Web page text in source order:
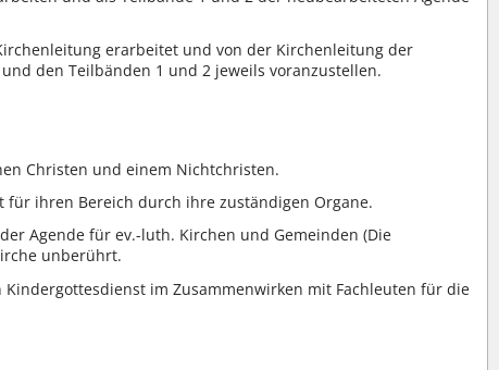
erarbeitet und von der Kirchenleitung der
den Teilbänden 1 und 2 jeweils voranzustellen.
Christen und einem Nichtchristen.
ihren Bereich durch ihre zuständigen Organe.
Agende für ev.-luth. Kirchen und Gemeinden (Die
unberührt.
im Zusammenwirken mit Fachleuten für die